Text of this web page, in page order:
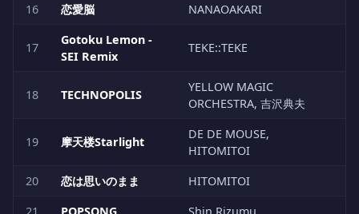
16
恋愛脳 NANAOAKARI
17
Gotoku Lemon -
SEI Remix
TEKE::TEKE
18 TECHNOPOLIS
YELLOW MAGIC
ORCHESTRA, 吉沢典夫
19 摩天楼Starlight
DE DE MOUSE,
HITOMITOI
20
恋は思いのまま
HITOMITOI